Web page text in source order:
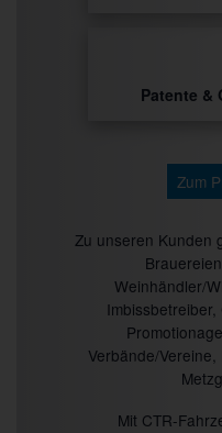
Patente &
Zum
Zu unseren Kunden
Weinhändler/
Verbände/
Mit CTR-